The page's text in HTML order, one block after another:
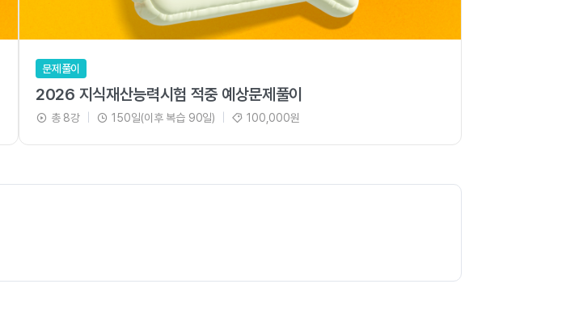
문제풀이
2026 지식재산능력시험 적중 예상문제풀이
총 8강 150일(이후 복습 90일) 100,000원